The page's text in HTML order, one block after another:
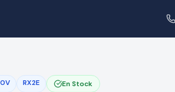
RX2E En Stock